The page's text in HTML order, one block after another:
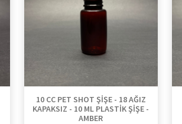
10 CC PET SHOT ŞİŞE - 18 AĞIZ
KAPAKSIZ - 10 ML PLASTİK ŞİŞE -
AMBER